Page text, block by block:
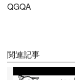
QGQA
関連記事